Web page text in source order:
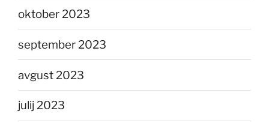
oktober 2023
september 2023
avgust 2023
julij 2023